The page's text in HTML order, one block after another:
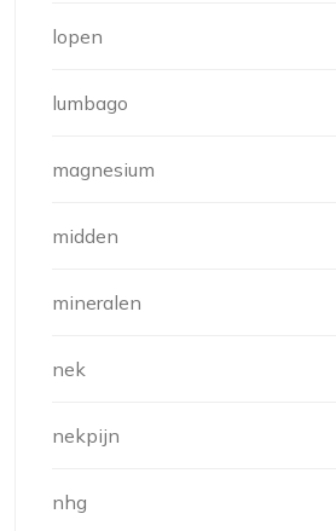
lopen
lumbago
magnesium
midden
mineralen
nek
nekpijn
nhg